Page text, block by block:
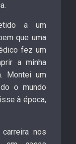
a um
que uma
fez um
a minha
Montei um
o mundo
à época,
nos